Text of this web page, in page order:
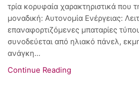
τρία κορυφαία χαρακτηριστικά που
μοναδική: Αυτονομία Ενέργειας:
επαναφορτιζόμενες μπαταρίες
συνοδεύεται από ηλιακό πάνελ,
ανάγκη...
Continue Reading